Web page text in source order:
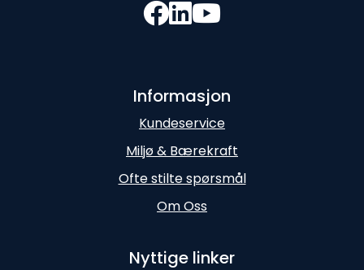
Informasjon
Kundeservice
Miljø & Bærekraft
Ofte stilte spørsmål
Om Oss
Nyttige linker